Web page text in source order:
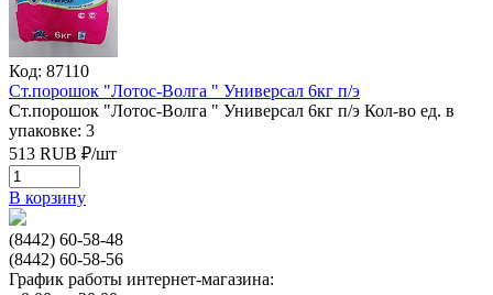
Код: 87110
Ст.порошок "Лотос-Волга " Универсал 6кг п/э
Ст.порошок "Лотос-Волга " Универсал 6кг п/э Кол-во ед. в
упаковке: 3
513 RUB ₽/шт
В корзину
(8442) 60-58-48
(8442) 60-58-56
График работы интернет-магазина: